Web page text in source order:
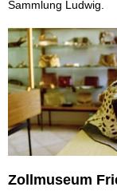
Sammlung Ludwig.
Zollmuseum